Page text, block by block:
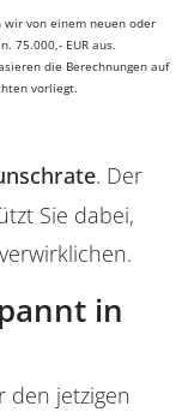
wir von einem neuen oder
75.000,- EUR aus.
die Berechnungen auf
vorliegt.
. Der
Sie dabei,
in
den jetzigen